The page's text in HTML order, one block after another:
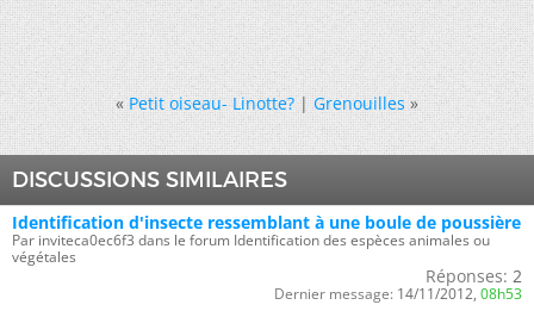
« Petit oiseau- Linotte?|Grenouilles »
DISCUSSIONS SIMILAIRES
Identification d'insecte ressemblant à une boule de poussière
Par inviteca0ec6f3 dans le forum Identification des espèces animales ou
végétales
Réponses: 2
Dernier message: 14/11/2012, 08h53